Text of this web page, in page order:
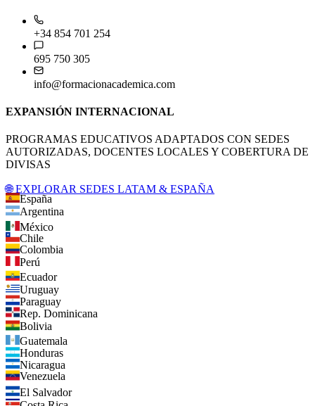
+34 854 701 254
695 750 305
info@formacionacademica.com
EXPANSIÓN INTERNACIONAL
PROGRAMAS EDUCATIVOS ADAPTADOS CON SEDES
AUTORIZADAS, DOCENTES LOCALES Y COBERTURA DE
DIVISAS
🌐 EXPLORAR SEDES LATAM & ESPAÑA
España
Argentina
México
Chile
Colombia
Perú
Ecuador
Uruguay
Paraguay
Rep. Dominicana
Bolivia
Guatemala
Honduras
Nicaragua
Venezuela
El Salvador